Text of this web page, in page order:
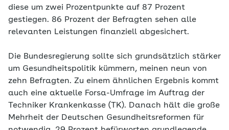
diese um zwei Prozentpunkte auf 87 Prozent
gestiegen. 86 Prozent der Befragten sehen alle
relevanten Leistungen finanziell abgesichert.
Die Bundesregierung sollte sich grundsätzlich stärker
um Gesundheitspolitik kümmern, meinen neun von
zehn Befragten. Zu einem ähnlichen Ergebnis kommt
auch eine aktuelle Forsa-Umfrage im Auftrag der
Techniker Krankenkasse (TK). Danach hält die große
Mehrheit der Deutschen Gesundheitsreformen für